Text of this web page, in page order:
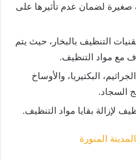
صغيرة لضمان عدم تأثيرها على
التنظيف بالبخار، حيث يتم
مع مواد التنظيف.
البكتيريا، والأوساخ
السجاد.
لإزالة بقايا مواد التنظيف.
المنورة